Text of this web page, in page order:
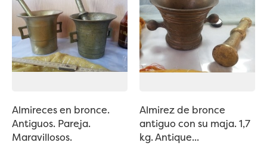
Almireces en bronce.
Antiguos. Pareja.
Maravillosos.
Almirez de bronce
antiguo con su maja. 1,7
kg. Antique...